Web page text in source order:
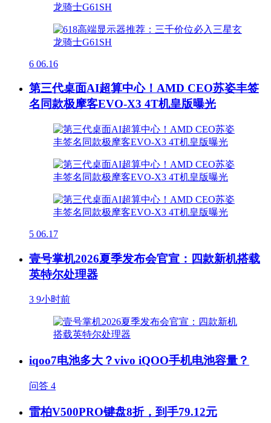
6 06.16
第三代桌面AI超算中心！AMD CEO苏姿丰签
名同款极摩客EVO-X3 4T机皇版曝光
5 06.17
壹号掌机2026夏季发布会官宣：四款新机搭载
英特尔处理器
3 9小时前
iqoo7电池多大？vivo iQOO手机电池容量？
问答 4
雷柏V500PRO键盘8折，到手79.12元